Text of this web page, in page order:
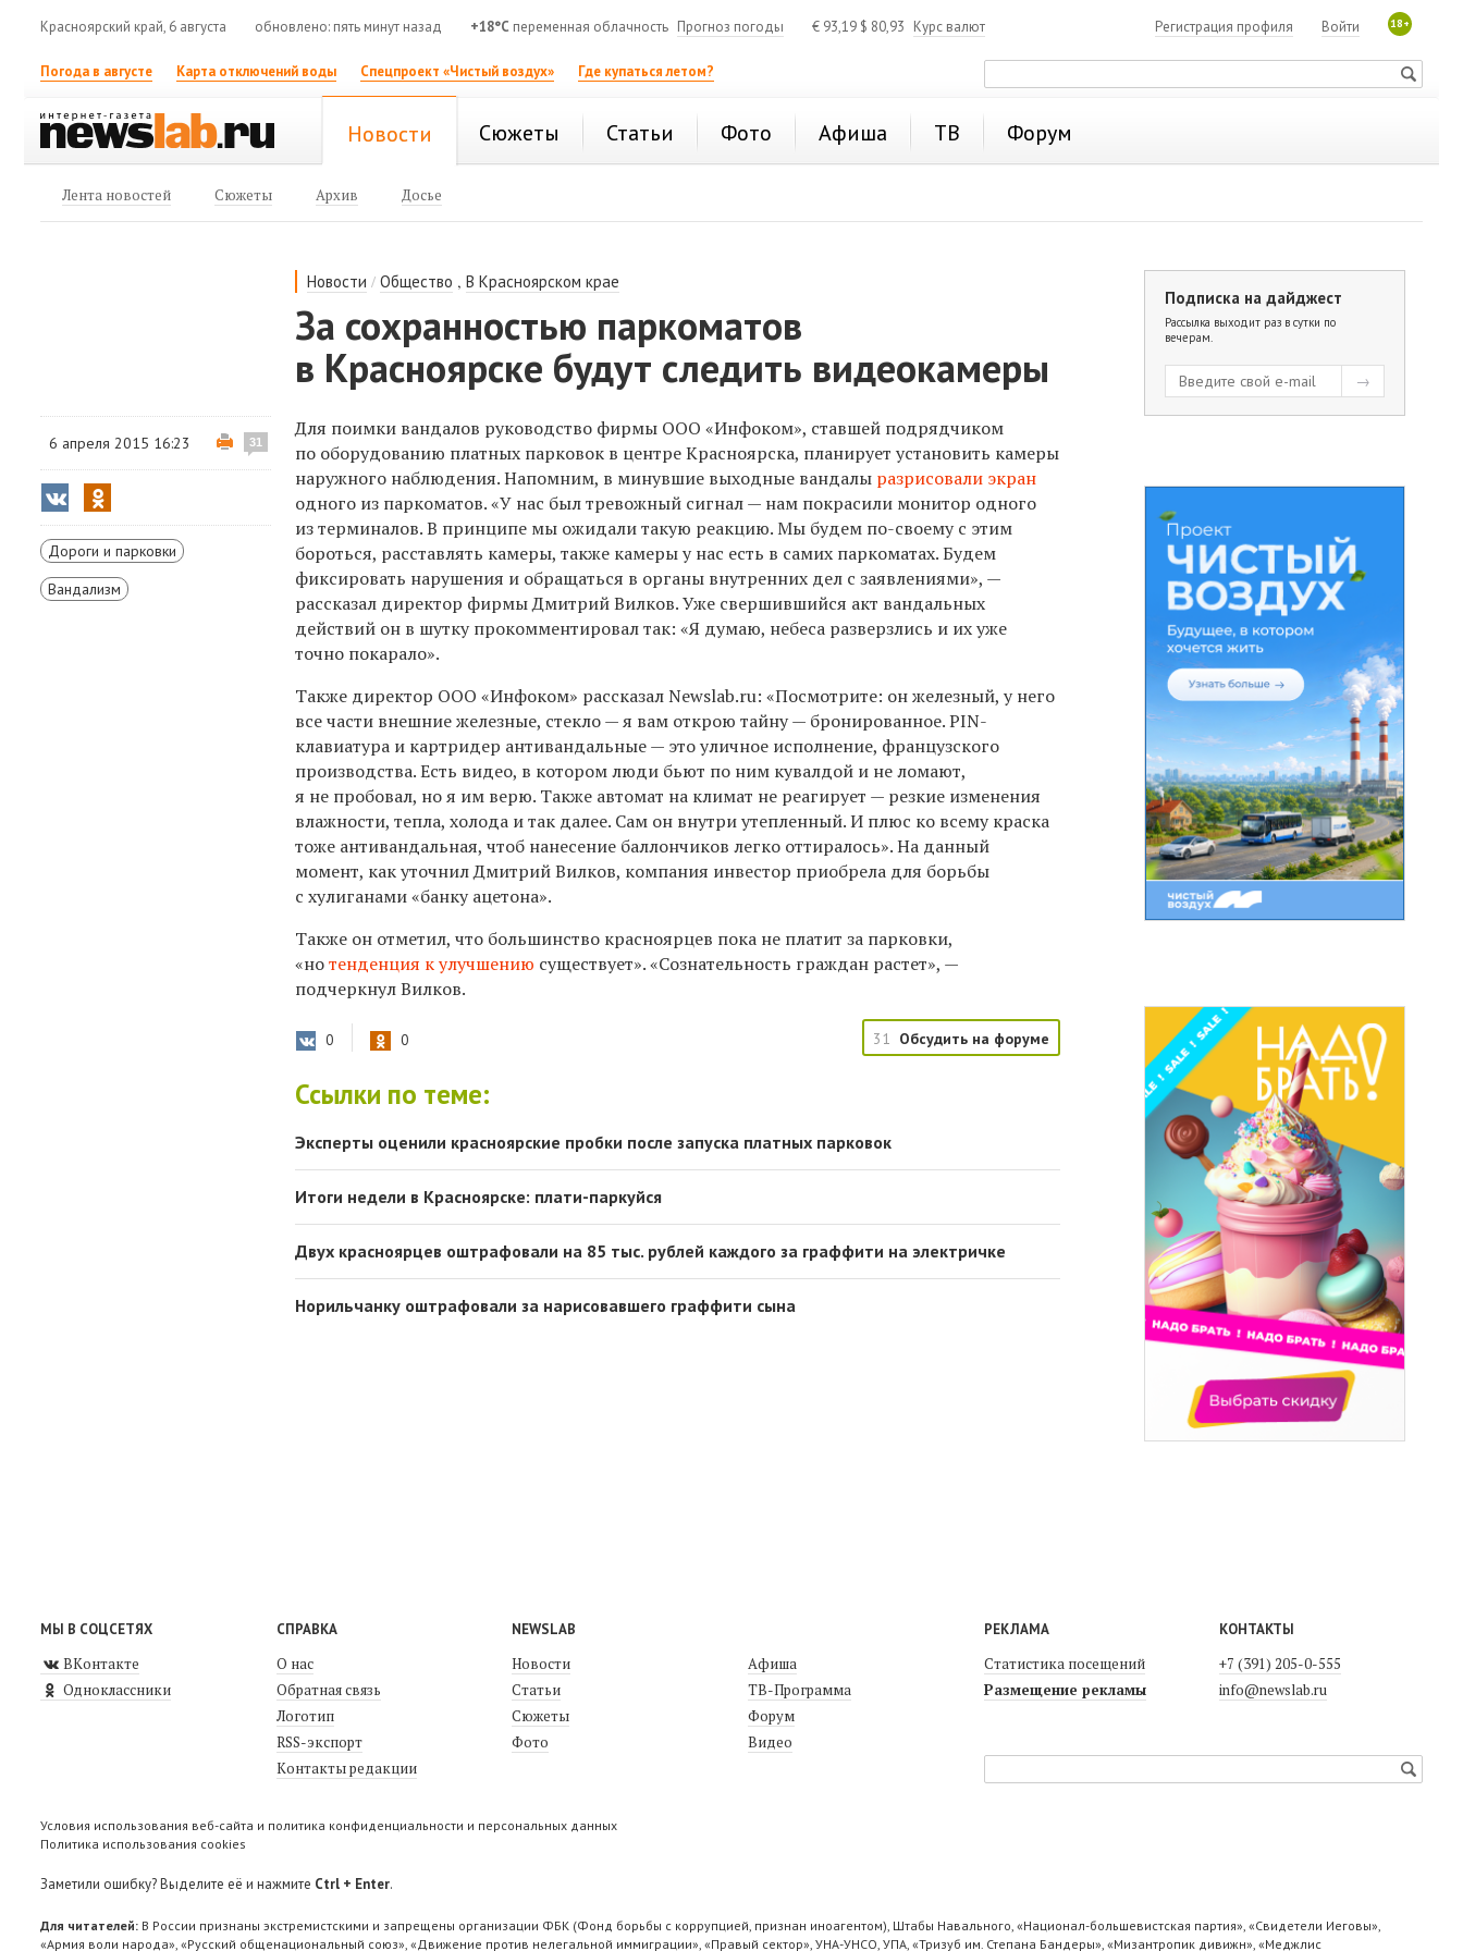
Красноярский край, 6 августа обновлено: пять минут назад +18°C переменная облачность Прогноз погоды € 93,19 $ 80,93 Курс валют 18+
Войти
Регистрация профиля
Погода в августе Карта отключений воды Спецпроект «Чистый воздух» Где купаться летом?
Новости Сюжеты Статьи Фото Афиша ТВ Форум
Лента новостей Сюжеты Архив Досье
Новости /Общество ,В Красноярском крае
За сохранностью паркоматов
в Красноярске будут следить видеокамеры
6 апреля 2015 16:23 31
Дороги и парковки
Вандализм
Для поимки вандалов руководство фирмы ООО «Инфоком», ставшей подрядчиком
по оборудованию платных парковок в центре Красноярска, планирует установить камеры
наружного наблюдения. Напомним, в минувшие выходные вандалы разрисовали экран
одного из паркоматов. «У нас был тревожный сигнал — нам покрасили монитор одного
из терминалов. В принципе мы ожидали такую реакцию. Мы будем по-своему с этим
бороться, расставлять камеры, также камеры у нас есть в самих паркоматах. Будем
фиксировать нарушения и обращаться в органы внутренних дел с заявлениями», —
рассказал директор фирмы Дмитрий Вилков. Уже свершившийся акт вандальных
действий он в шутку прокомментировал так: «Я думаю, небеса разверзлись и их уже
точно покарало».
Также директор ООО «Инфоком» рассказал Newslab.ru: «Посмотрите: он железный, у него
все части внешние железные, стекло — я вам открою тайну — бронированное. PIN-
клавиатура и картридер антивандальные — это уличное исполнение, французского
производства. Есть видео, в котором люди бьют по ним кувалдой и не ломают,
я не пробовал, но я им верю. Также автомат на климат не реагирует — резкие изменения
влажности, тепла, холода и так далее. Сам он внутри утепленный. И плюс ко всему краска
тоже антивандальная, чтоб нанесение баллончиков легко оттиралось». На данный
момент, как уточнил Дмитрий Вилков, компания инвестор приобрела для борьбы
с хулиганами «банку ацетона».
Также он отметил, что большинство красноярцев пока не платит за парковки,
«нотенденция к улучшению существует». «Сознательность граждан растет», —
подчеркнул Вилков.
0 0 31 Обсудить на форуме
Ссылки по теме:
Эксперты оценили красноярские пробки после запуска платных парковок
Итоги недели в Красноярске: плати-паркуйся
Двух красноярцев оштрафовали на 85 тыс. рублей каждого за граффити на электричке
Норильчанку оштрафовали за нарисовавшего граффити сына
Подписка на дайджест
Рассылка выходит раз в сутки по
вечерам.
МЫ В СОЦСЕТЯХ
ВКонтакте
Одноклассники
СПРАВКА
О нас
Обратная связь
Логотип
RSS-экспорт
Контакты редакции
NEWSLAB
Новости
Статьи
Сюжеты
Фото
Афиша
ТВ-Программа
Форум
Видео
РЕКЛАМА
Статистика посещений
Размещение рекламы
КОНТАКТЫ
+7 (391) 205-0-555
info@newslab.ru
Условия использования веб-сайта и политика конфиденциальности и персональных данных
Политика использования cookies
Заметили ошибку? Выделите её и нажмите Ctrl + Enter.
Для читателей: В России признаны экстремистскими и запрещены организации ФБК (Фонд борьбы с коррупцией, признан иноагентом), Штабы Навального, «Национал-большевистская партия», «Свидетели Иеговы»,
«Армия воли народа», «Русский общенациональный союз», «Движение против нелегальной иммиграции», «Правый сектор», УНА-УНСО, УПА, «Тризуб им. Степана Бандеры», «Мизантропик дивижн», «Меджлис